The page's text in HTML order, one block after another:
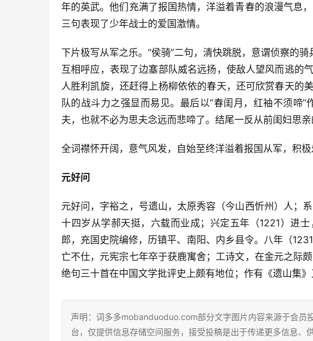
年的英武。他们充满了报国热情，洋溢着青春的浪漫气息
三句表现了少年战士的爱国激情。
下片极写从军之乐。“侯骑”二句，清快跳脱，意谓侦察的
互相呼应，表现了边塞部队威名远扬，使敌人望风而逃的
人胜利凯旋，还赶得上杨柳依依的春天，还可欣赏春天的
队的战斗力之强显而易见。最后以“春闺月，红袖不须啼
夫，也就不必为思夫念远而悲啼了。结尾一反从前闺妇思
全词襟怀开阔，意气风发，自始至终洋溢着报国从军，积
元好问
元好问，字裕之，号遗山，太原秀容（今山西忻州）人；
十四岁从学郝天挺，六载而业成；兴定五年（1221）进
郎，充国史院编修，历镇平、南阳、内乡县令。八年（
亡不仕，元宪宗七年卒于获鹿寓舍；工诗文，在金元之际
绝句三十首在中国文学批评史上颇有地位；作有《遗山集
声明：词多多mobanduoduo.com部分文字图片内容来源于会员
台，仅提供信息存储空间服务，接受投稿是出于传递更多信息、